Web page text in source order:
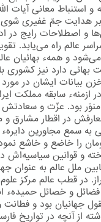
و استنباط معانی آیات
هدایت جمّ غفیری
و اصطلاحات رایج
عالم راه می‌یابد.
می‌شود و همهء بهائیان
بهائی دارد نیز
مخزن بیانات ایشان در
ازمنهء سابقه مملکت
منوّر بود. عزّت و
در اقطار مشارق
به سمع مجاورین
را خاضع و خاشع
و قوانین
ملل عالم به عنوان
در قطب عالم مرکز
و خصائل حمیدهء
جهانیان بود و فطانت
از آنچه در تواریخ